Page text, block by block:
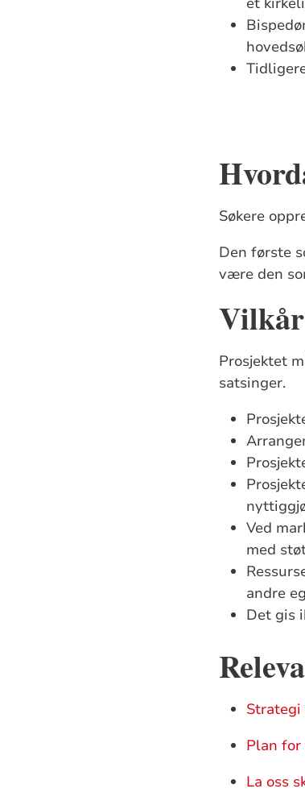
Søkere
Den første
være den
Prosjektet
satsinger.
Ar
Ved
med
andre
Det gis
Strategi
Plan for
La oss